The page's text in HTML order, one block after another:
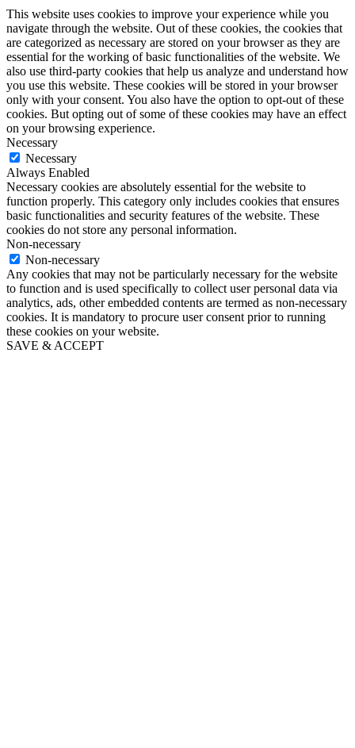
This website uses cookies to improve your experience while you
navigate through the website. Out of these cookies, the cookies that
are categorized as necessary are stored on your browser as they are
essential for the working of basic functionalities of the website. We
also use third-party cookies that help us analyze and understand how
you use this website. These cookies will be stored in your browser
only with your consent. You also have the option to opt-out of these
cookies. But opting out of some of these cookies may have an effect
on your browsing experience.
Necessary
Necessary
Always Enabled
Necessary cookies are absolutely essential for the website to
function properly. This category only includes cookies that ensures
basic functionalities and security features of the website. These
cookies do not store any personal information.
Non-necessary
Non-necessary
Any cookies that may not be particularly necessary for the website
to function and is used specifically to collect user personal data via
analytics, ads, other embedded contents are termed as non-necessary
cookies. It is mandatory to procure user consent prior to running
these cookies on your website.
SAVE & ACCEPT